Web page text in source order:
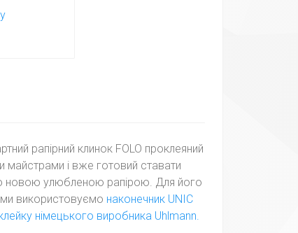
рапірний клинок FOLO проклеяний
майстрами і вже готовий ставати
улюбленою рапірою. Для його
ми використовуємо наконечник UNIC
німецького виробника Uhlmann.